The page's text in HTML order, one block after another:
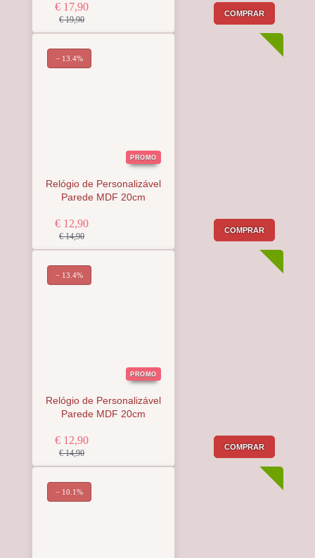
€ 17,90
€ 19,90
COMPRAR
PROMO
Relógio de Personalizável
Parede MDF 20cm
€ 12,90
€ 14,90
COMPRAR
− 13.4%
PROMO
Relógio de Personalizável
Parede MDF 20cm
€ 12,90
€ 14,90
COMPRAR
− 13.4%
− 10.1%